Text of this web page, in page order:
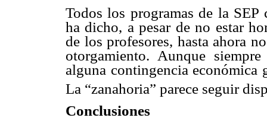
Todos los programas de la
ha dicho, a pesar de no estar
de los profesores, hasta ahora
otorgamiento. Aunque
alguna contingencia económica
La “zanahoria” parece seguir
Conclusiones